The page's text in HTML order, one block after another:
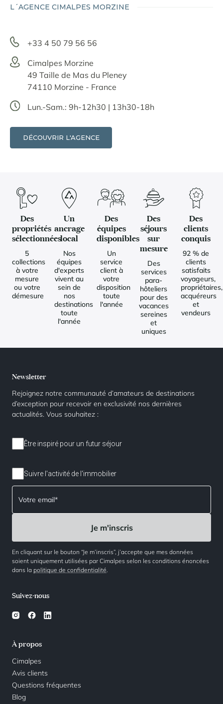
L´AGENCE CIMALPES MORZINE
+33 4 50 79 56 56
Cimalpes Morzine
49 Taille de Mas du Pleney
74110 Morzine - France
Lun.-Sam.: 9h-12h30 | 13h30-18h
DÉCOUVRIR L'AGENCE
Des
propriétés
sélectionnées
5
collections
à votre
mesure
ou votre
démesure
Un
ancrage
local
Nos
équipes
d'experts
vivent au
sein de
nos
destinations
toute
l'année
Des
équipes
disponibles
Un
service
client à
votre
disposition
toute
l'année
Des
séjours
sur
mesure
Des
services
para-
hôteliers
pour des
vacances
sereines
et
uniques
Des
clients
conquis
92 % de
clients
satisfaits
voyageurs,
propriétaires,
acquéreurs
et
vendeurs
À propos
Cimalpes
Avis clients
Questions fréquentes
Blog
Suivez-nous
Newsletter
Rejoignez notre communauté d’amateurs de destinations
d’exception pour recevoir en exclusivité nos dernières
actualités. Vous souhaitez :
Être inspiré pour un futur séjour
Suivre l'activité de l'immobilier
En cliquant sur le bouton “Je m’inscris”, j’accepte que mes données
soient uniquement utilisées par Cimalpes selon les conditions énoncées
dans la politique de confidentialité.